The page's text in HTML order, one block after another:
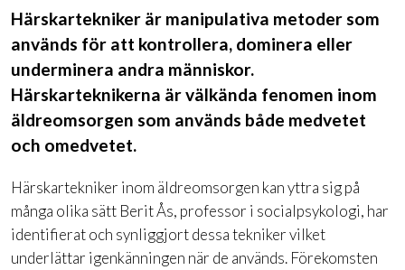
Härskartekniker är manipulativa metoder som
används för att kontrollera, dominera eller
underminera andra människor.
Härskarteknikerna är välkända fenomen inom
äldreomsorgen som används både medvetet
och omedvetet.
Härskartekniker inom äldreomsorgen kan yttra sig på
många olika sätt Berit Ås, professor i socialpsykologi, har
identifierat och synliggjort dessa tekniker vilket
underlättar igenkänningen när de används. Förekomsten